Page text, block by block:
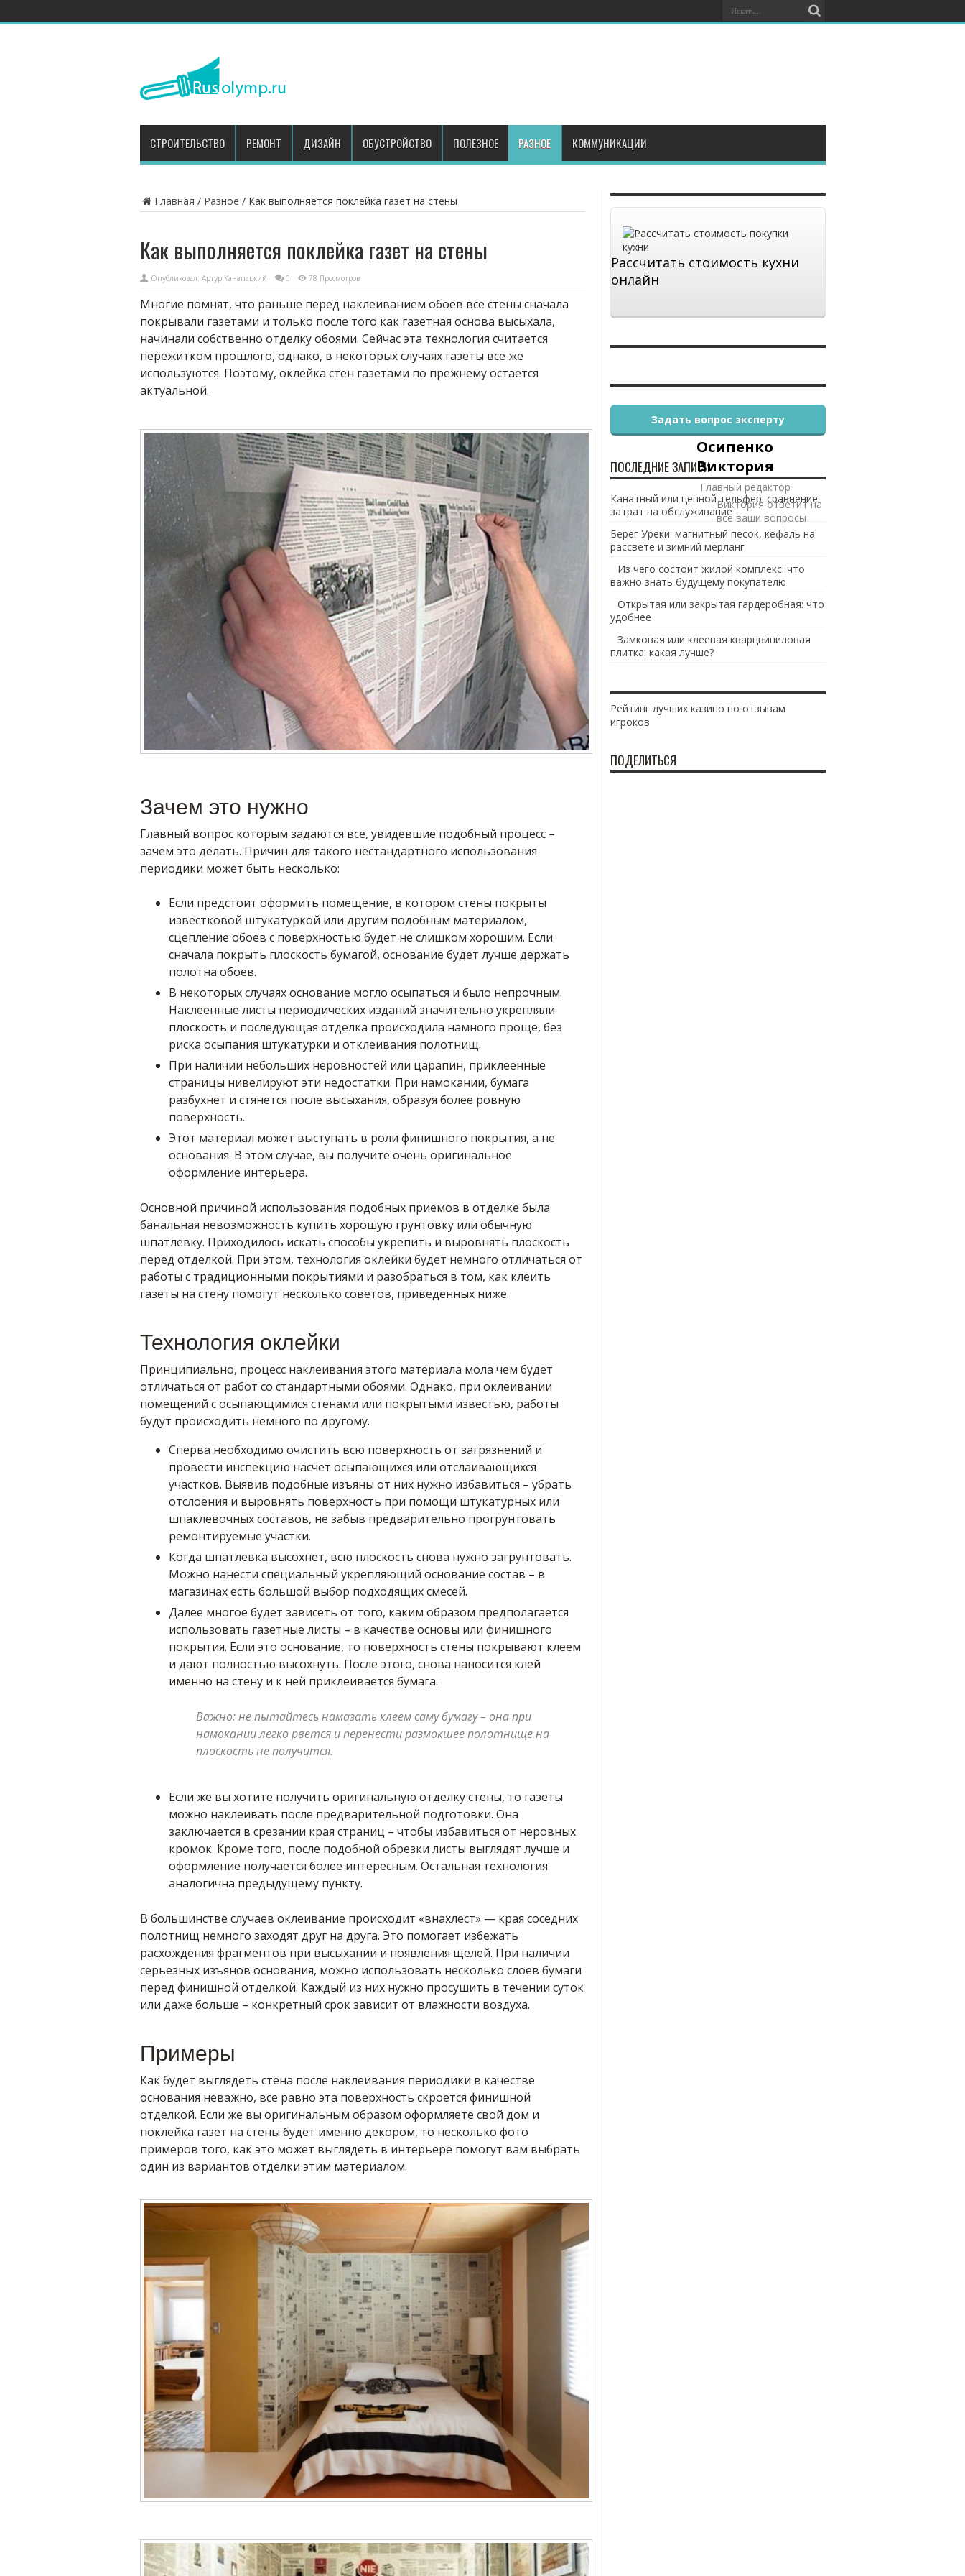
СТРОИТЕЛЬСТВО РЕМОНТ ДИЗАЙН ОБУСТРОЙСТВО ПОЛЕЗНОЕ РАЗНОЕ КОММУНИКАЦИИ
Главная / Разное / Как выполняется поклейка газет на стены
Как выполняется поклейка газет на стены
Опубликовал: Артур Канапацкий 0 78 Просмотров
Многие помнят, что раньше перед наклеиванием обоев все стены сначала
покрывали газетами и только после того как газетная основа высыхала,
начинали собственно отделку обоями. Сейчас эта технология считается
пережитком прошлого, однако, в некоторых случаях газеты все же
используются. Поэтому, оклейка стен газетами по прежнему остается
актуальной.
Зачем это нужно
Главный вопрос которым задаются все, увидевшие подобный процесс –
зачем это делать. Причин для такого нестандартного использования
периодики может быть несколько:
Если предстоит оформить помещение, в котором стены покрыты
известковой штукатуркой или другим подобным материалом,
сцепление обоев с поверхностью будет не слишком хорошим. Если
сначала покрыть плоскость бумагой, основание будет лучше держать
полотна обоев.
В некоторых случаях основание могло осыпаться и было непрочным.
Наклеенные листы периодических изданий значительно укрепляли
плоскость и последующая отделка происходила намного проще, без
риска осыпания штукатурки и отклеивания полотнищ.
При наличии небольших неровностей или царапин, приклеенные
страницы нивелируют эти недостатки. При намокании, бумага
разбухнет и стянется после высыхания, образуя более ровную
поверхность.
Этот материал может выступать в роли финишного покрытия, а не
основания. В этом случае, вы получите очень оригинальное
оформление интерьера.
Основной причиной использования подобных приемов в отделке была
банальная невозможность купить хорошую грунтовку или обычную
шпатлевку. Приходилось искать способы укрепить и выровнять плоскость
перед отделкой. При этом, технология оклейки будет немного отличаться от
работы с традиционными покрытиями и разобраться в том, как клеить
газеты на стену помогут несколько советов, приведенных ниже.
Технология оклейки
Принципиально, процесс наклеивания этого материала мола чем будет
отличаться от работ со стандартными обоями. Однако, при оклеивании
помещений с осыпающимися стенами или покрытыми известью, работы
будут происходить немного по другому.
Сперва необходимо очистить всю поверхность от загрязнений и
провести инспекцию насчет осыпающихся или отслаивающихся
участков. Выявив подобные изъяны от них нужно избавиться – убрать
отслоения и выровнять поверхность при помощи штукатурных или
шпаклевочных составов, не забыв предварительно прогрунтовать
ремонтируемые участки.
Когда шпатлевка высохнет, всю плоскость снова нужно загрунтовать.
Можно нанести специальный укрепляющий основание состав – в
магазинах есть большой выбор подходящих смесей.
Далее многое будет зависеть от того, каким образом предполагается
использовать газетные листы – в качестве основы или финишного
покрытия. Если это основание, то поверхность стены покрывают клеем
и дают полностью высохнуть. После этого, снова наносится клей
именно на стену и к ней приклеивается бумага.
Важно: не пытайтесь намазать клеем саму бумагу – она при
намокании легко рвется и перенести размокшее полотнище на
плоскость не получится.
Если же вы хотите получить оригинальную отделку стены, то газеты
можно наклеивать после предварительной подготовки. Она
заключается в срезании края страниц – чтобы избавиться от неровных
кромок. Кроме того, после подобной обрезки листы выглядят лучше и
оформление получается более интересным. Остальная технология
аналогична предыдущему пункту.
В большинстве случаев оклеивание происходит «внахлест» — края соседних
полотнищ немного заходят друг на друга. Это помогает избежать
расхождения фрагментов при высыхании и появления щелей. При наличии
серьезных изъянов основания, можно использовать несколько слоев бумаги
перед финишной отделкой. Каждый из них нужно просушить в течении суток
или даже больше – конкретный срок зависит от влажности воздуха.
Примеры
Как будет выглядеть стена после наклеивания периодики в качестве
основания неважно, все равно эта поверхность скроется финишной
отделкой. Если же вы оригинальным образом оформляете свой дом и
поклейка газет на стены будет именно декором, то несколько фото
примеров того, как это может выглядеть в интерьере помогут вам выбрать
один из вариантов отделки этим материалом.
Рассчитать стоимость кухни
онлайн
Осипенко
Виктория
Главный редактор
Виктория ответит на
все ваши вопросы
Задать вопрос эксперту
ПОСЛЕДНИЕ ЗАПИСИ
Канатный или цепной тельфер: сравнение
затрат на обслуживание
Берег Уреки: магнитный песок, кефаль на
рассвете и зимний мерланг
Из чего состоит жилой комплекс: что
важно знать будущему покупателю
Открытая или закрытая гардеробная: что
удобнее
Замковая или клеевая кварцвиниловая
плитка: какая лучше?
Рейтинг лучших казино по отзывам
игроков
ПОДЕЛИТЬСЯ